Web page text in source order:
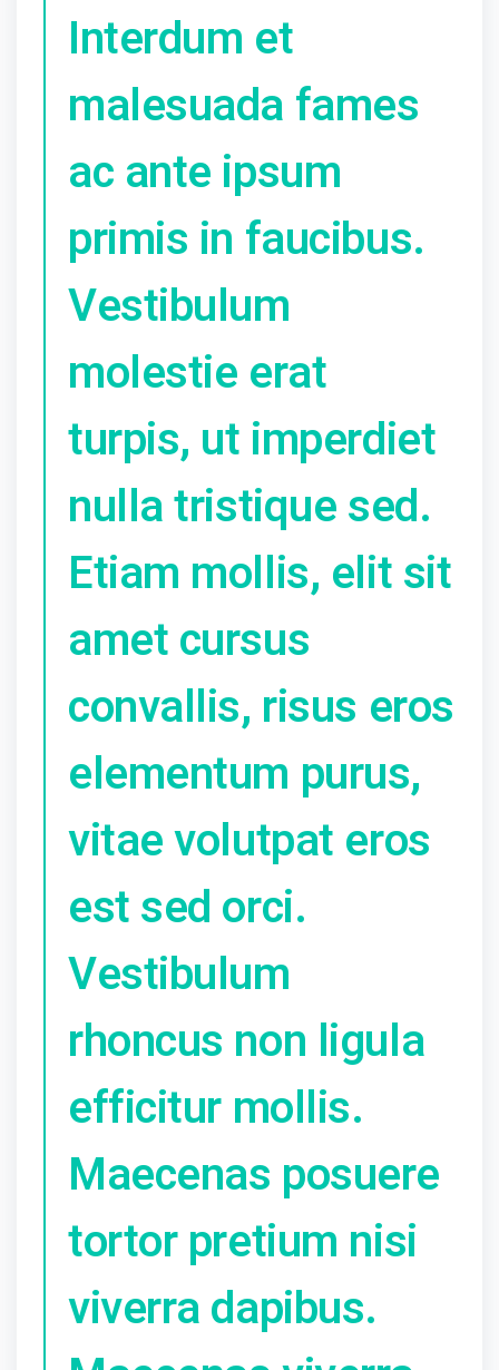
Interdum et
malesuada fames
ac ante ipsum
primis in faucibus.
Vestibulum
molestie erat
turpis, ut imperdiet
nulla tristique sed.
Etiam mollis, elit sit
amet cursus
convallis, risus eros
elementum purus,
vitae volutpat eros
est sed orci.
Vestibulum
rhoncus non ligula
efficitur mollis.
Maecenas posuere
tortor pretium nisi
viverra dapibus.